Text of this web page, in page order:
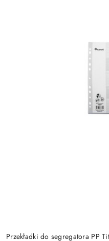
Przekładki do segregatora PP